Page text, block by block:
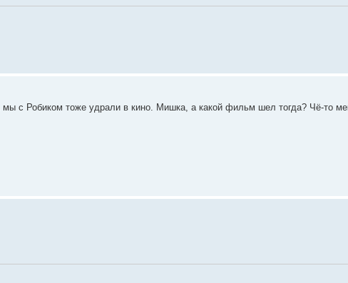
мы с Робиком тоже удрали в кино. Мишка, а какой фильм шел тогда? Чё-то